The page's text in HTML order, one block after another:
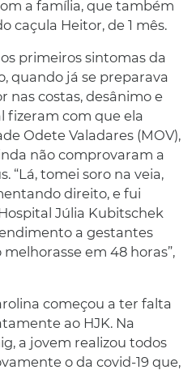
a família, que também
caçula Heitor, de 1 mês.
primeiros sintomas da
quando já se preparava
nas costas, desânimo e
fizeram com que ela
Odete Valadares (MOV),
não comprovaram a
“Lá, tomei soro na veia,
direito, e fui
Júlia Kubitschek
a gestantes
melhorasse em 48 horas”,
começou a ter falta
ao HJK. Na
a jovem realizou todos
o da covid-19 que,